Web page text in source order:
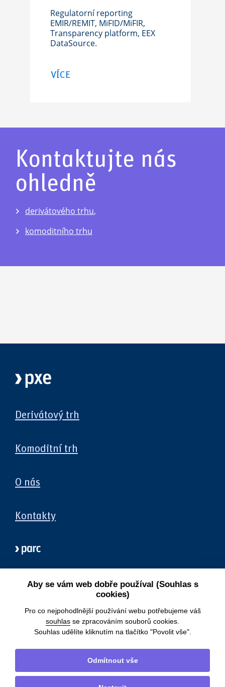
Regulatorní reporting
EMIR/REMIT, MiFID/MiFIR,
Transparency platform, EEX
DataSource.
VÍCE
Kontaktujte nás
ohledně
derivátového trhu,
komoditního trhu
Derivátový trh
Komoditní trh
O nás
Kontakty
Power Exchange Central Europe, a. s.
Aby se vám web dobře používal (Souhlas s
cookies)
Pro co nejpohodlnější používání webu potřebujeme váš
souhlas se zpracováním souborů cookies.
Souhlas udělíte kliknutím na tlačítko "Povolit vše".
Odmítnout vše